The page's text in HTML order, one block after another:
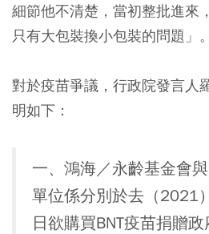
細節他不清楚，當初整批進來
只有大包裝換小包裝的問題」。
對於疫苗爭議，行政院發言人
明如下：
一、鴻海／永齡基金會
單位係分別於去（2021
日欲購買BNT疫苗捐贈